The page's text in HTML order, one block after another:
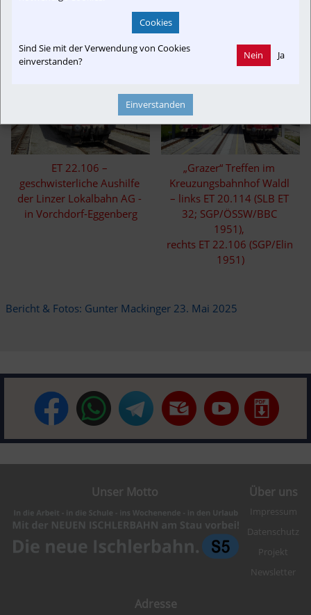
erhebliche bauliche Unterschiede aufweisen – im Einsatz.
ET 22.106 –
geschwisterliche Aushilfe
der Linzer Lokalbahn AG -
in Vorchdorf-Eggenberg
„Grazer“ Treffen im
Kreuzungsbahnhof Waldl
– links ET 20.114 (SLB ET
32; SGP/ÖSSW/BBC
1951),
rechts ET 22.106 (SGP/Elin
1951)
Bericht & Fotos: Gunter Mackinger 23. Mai 2025
Unser Motto Über uns
Impressum
Datenschutz
Projekt
Newsletter
Adresse
Cookies
Sind Sie mit der Verwendung von Cookies
einverstanden?
Nein Ja
Einverstanden